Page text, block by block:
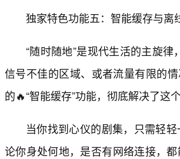
独家特色功能五：智能缓存与
“随时随地”是现代生活的主旋
信号不佳的区域、或者流量有限的
的🔥“智能缓存”功能，彻底解决了这个
当你找到心仪的剧集，只需轻
论你身处何地，是否有网络连接，